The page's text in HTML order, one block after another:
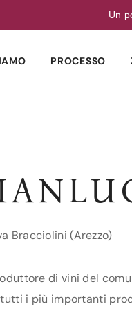
Un
PROCESSO
Bracciolini (Arezzo)
di vini del
i più importanti